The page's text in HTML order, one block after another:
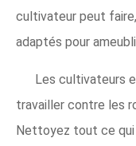
cultivateur peut
adaptés pour
Les cultivateurs
travailler contre les
Nettoyez tout ce